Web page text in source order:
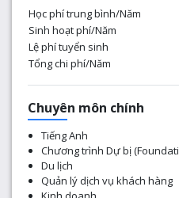
Học phí trung bình/Năm
Sinh hoạt phí/Năm
Lệ phí tuyển sinh
Tổng chi phí/Năm
Chuyên môn chính
Tiếng Anh
Chương trình Dự bị
Du lịch
Quản lý dịch vụ khách hàng